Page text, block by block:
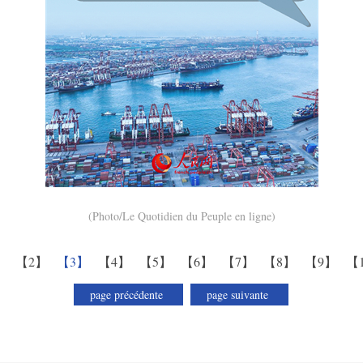
(Photo/Le Quotidien du Peuple en ligne)
【2】 【3】 【4】 【5】 【6】 【7】 【8】 【9】
page précédente page suivante